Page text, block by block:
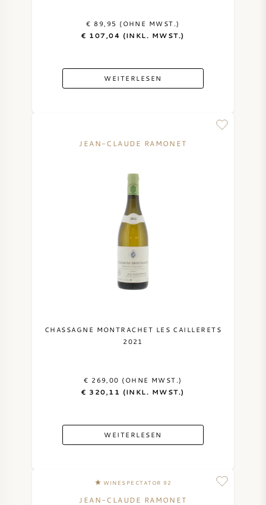
€ 89,95 (OHNE MWST.)
€ 107,04 (INKL. MWST.)
WEITERLESEN
JEAN-CLAUDE RAMONET
CHASSAGNE MONTRACHET LES CAILLERETS
2021
€ 269,00 (OHNE MWST.)
€ 320,11 (INKL. MWST.)
WEITERLESEN
WINESPECTATOR 92
JEAN-CLAUDE RAMONET